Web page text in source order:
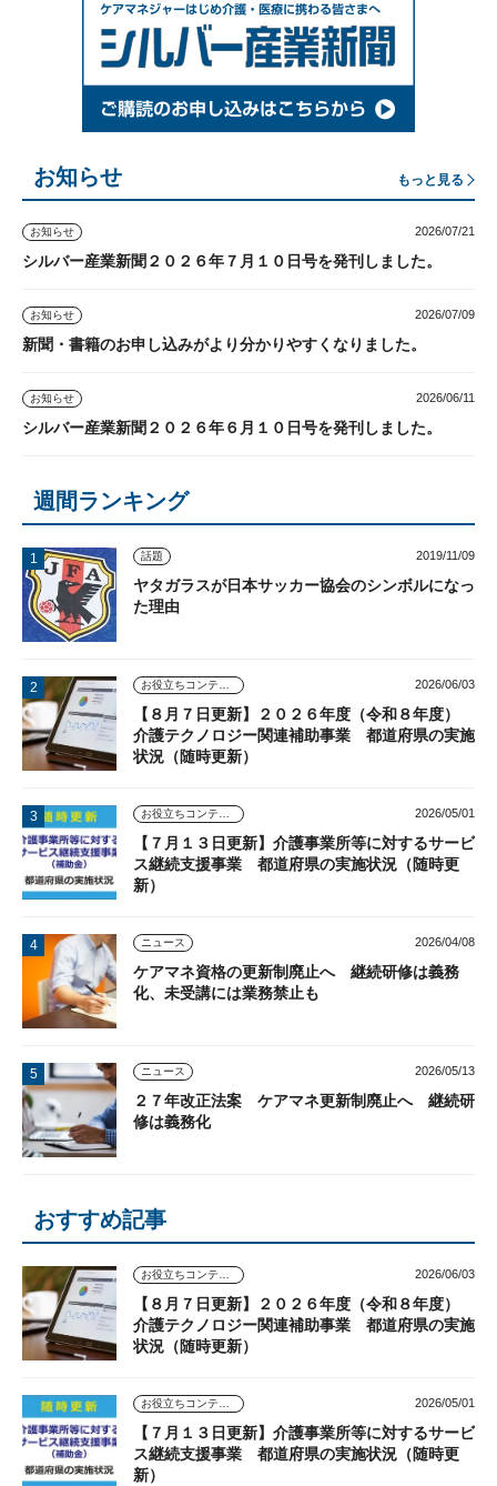
お知らせ もっと見る
お知らせ 2026/07/21
シルバー産業新聞２０２６年７月１０日号を発刊しました。
お知らせ 2026/07/09
新聞・書籍のお申し込みがより分かりやすくなりました。
お知らせ 2026/06/11
シルバー産業新聞２０２６年６月１０日号を発刊しました。
週間ランキング
話題 2019/11/09
ヤタガラスが日本サッカー協会のシンボルになっ
た理由
2026/06/03
【８月７日更新】２０２６年度（令和８年度）
介護テクノロジー関連補助事業 都道府県の実施
状況（随時更新）
2026/05/01
【７月１３日更新】介護事業所等に対するサービ
ス継続支援事業 都道府県の実施状況（随時更
新）
ニュース 2026/04/08
ケアマネ資格の更新制廃止へ 継続研修は義務
化、未受講には業務禁止も
ニュース 2026/05/13
２７年改正法案 ケアマネ更新制廃止へ 継続研
修は義務化
おすすめ記事
2026/06/03
【８月７日更新】２０２６年度（令和８年度）
介護テクノロジー関連補助事業 都道府県の実施
状況（随時更新）
2026/05/01
【７月１３日更新】介護事業所等に対するサービ
ス継続支援事業 都道府県の実施状況（随時更
新）